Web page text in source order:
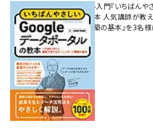
無料BIツール入門『いちばんや
ポータルの教本 人気講師が教
シュボード構築の基本』を3名
7月31日 10:00